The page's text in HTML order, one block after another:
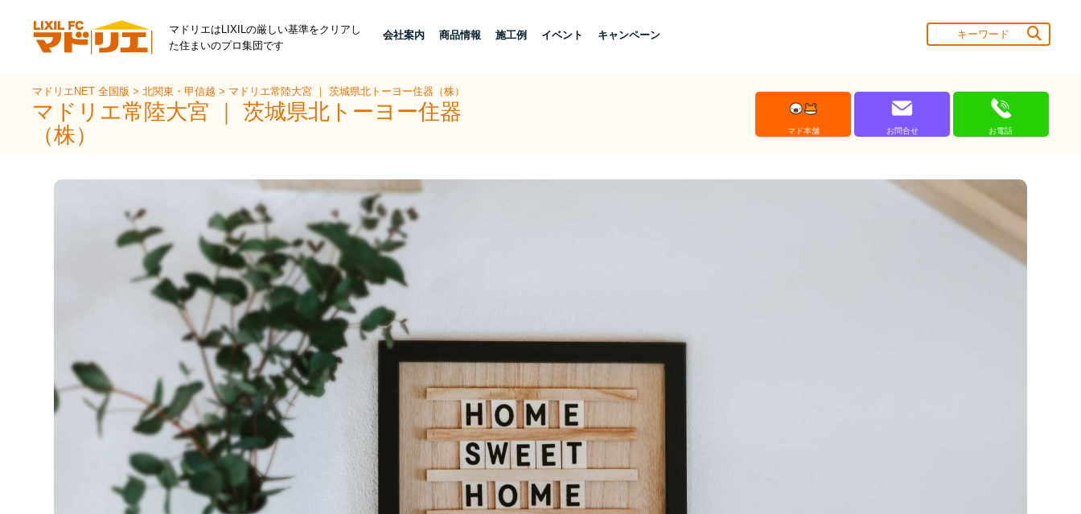
マドリエはLIXILの厳しい基準をクリアし
た住まいのプロ集団です
会社案内 商品情報 施工例 イベント キャンペーン
マドリエNET 全国版>北関東・甲信越> マドリエ常陸大宮 ｜ 茨城県北トーヨー住器（株）
マドリエ常陸大宮 ｜ 茨城県北トーヨー住器
（株）
マド本舗 お問合せ お電話